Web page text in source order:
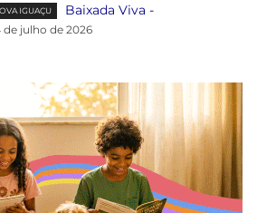
IGUAÇU Baixada Viva -
de julho de 2026